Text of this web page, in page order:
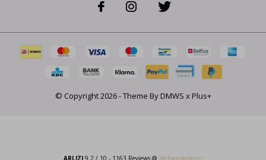
© Copyright2026- Theme ByDMWS xPlus+
ARLIZI9.2 / 10 - 1163 Reviews @ Webwinkelkeur